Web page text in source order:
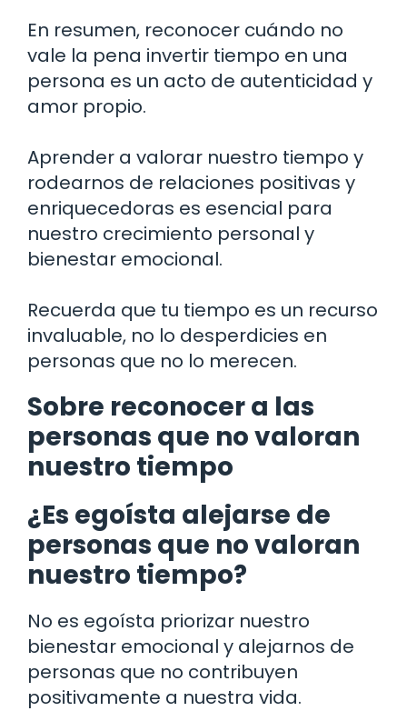
En resumen, reconocer cuándo no
vale la pena invertir tiempo en una
persona es un acto de autenticidad y
amor propio.
Aprender a valorar nuestro tiempo y
rodearnos de relaciones positivas y
enriquecedoras es esencial para
nuestro crecimiento personal y
bienestar emocional.
Recuerda que tu tiempo es un recurso
invaluable, no lo desperdicies en
personas que no lo merecen.
Sobre reconocer a las
personas que no valoran
nuestro tiempo
¿Es egoísta alejarse de
personas que no valoran
nuestro tiempo?
No es egoísta priorizar nuestro
bienestar emocional y alejarnos de
personas que no contribuyen
positivamente a nuestra vida.